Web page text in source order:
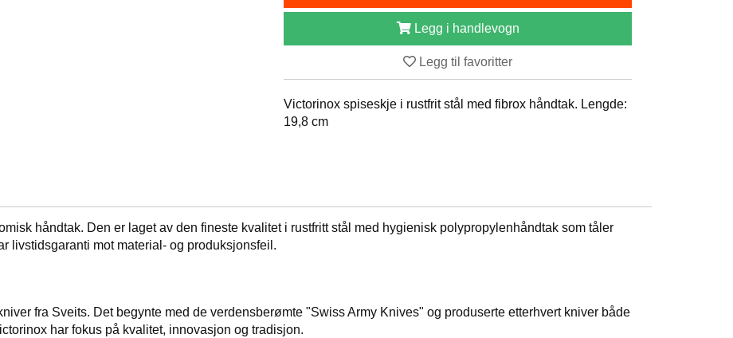
Legg i handlevogn
Legg til favoritter
Victorinox spiseskje i rustfrit stål med fibrox håndtak. Lengde:
19,8 cm
håndtak. Den er laget av den fineste kvalitet i rustfritt stål med hygienisk polypropylenhåndtak som tåler
livstidsgaranti mot material- og produksjonsfeil.
fra Sveits. Det begynte med de verdensberømte "Swiss Army Knives" og produserte etterhvert kniver både
har fokus på kvalitet, innovasjon og tradisjon.